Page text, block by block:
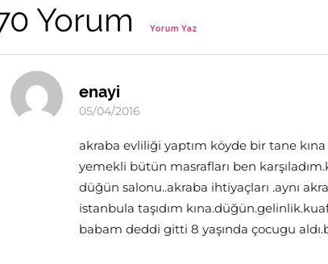
Yorum Yorum Yaz
enayi
05/04/2016
akraba evliliği yaptım köyde bir tane
yemekli bütün masrafları ben
düğün salonu..akraba ihtiyaçları .aynı
istanbula taşıdım
babam deddi gitti 8 yaşında çocugu